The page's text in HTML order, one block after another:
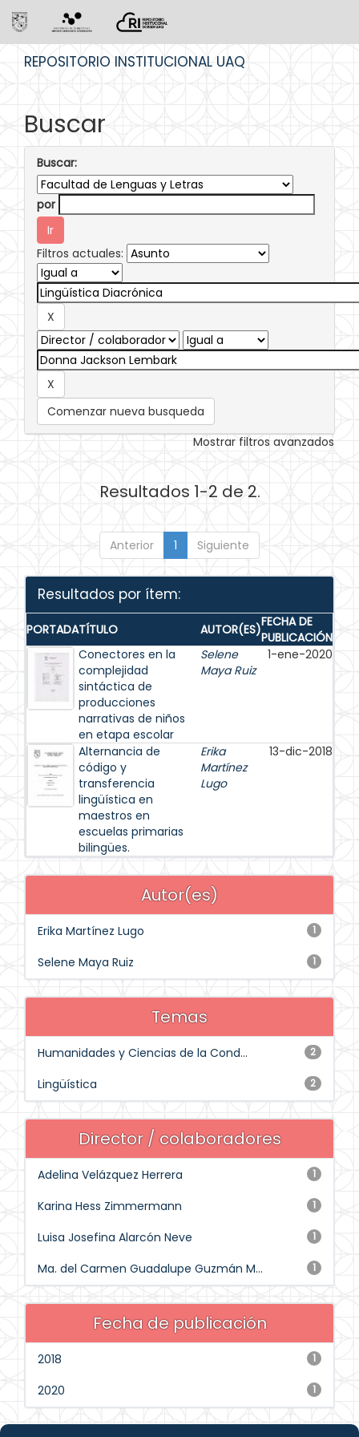
REPOSITORIO INSTITUCIONAL UAQ
Buscar
Buscar:
por
Filtros actuales:
Comenzar nueva busqueda
Mostrar filtros avanzados
Resultados 1-2 de 2.
Anterior 1 Siguiente
Resultados por ítem:
PORTADATÍTULO AUTOR(ES)FECHA DE
PUBLICACIÓN
Conectores en la
complejidad
sintáctica de
producciones
narrativas de niños
en etapa escolar
Selene
Maya Ruiz
1-ene-2020
Alternancia de
código y
transferencia
lingüística en
maestros en
escuelas primarias
bilingües.
Erika
Martínez
Lugo
13-dic-2018
Autor(es)
1
Erika Martínez Lugo
1
Selene Maya Ruiz
Temas
2
Humanidades y Ciencias de la Cond...
2
Lingüística
Director / colaboradores
1
Adelina Velázquez Herrera
1
Karina Hess Zimmermann
1
Luisa Josefina Alarcón Neve
1
Ma. del Carmen Guadalupe Guzmán M...
Fecha de publicación
1
2018
1
2020